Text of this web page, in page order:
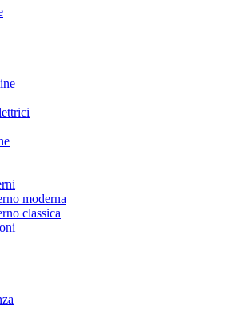
moderna
classica